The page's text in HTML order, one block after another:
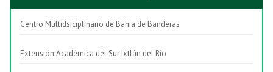
Centro Multidsiciplinario de Bahía de Banderas
Extensión Académica del Sur Ixtlán del Río